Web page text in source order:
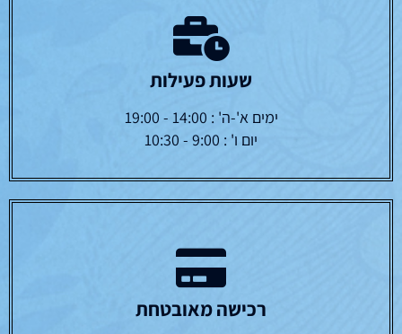
שעות פעילות
ימים א'-ה' : 14:00 - 19:00
יום ו' : 9:00 - 10:30
רכישה מאובטחת